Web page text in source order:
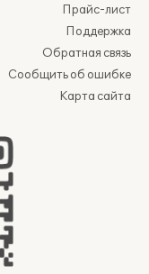
Прайс-лист
Поддержка
Обратная связь
Сообщить об ошибке
Карта сайта